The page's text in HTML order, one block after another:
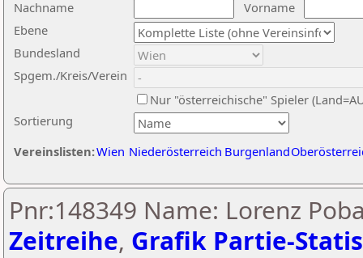
Nachname
Vorname
Ebene
Sortierung
Bundesland
Spgem./Kreis/Verein
Nur "österreichische" Spieler
Vereinslisten:Wien Niederösterreich Burgenland
Pnr:148349 Name: Lorenz
Zeitreihe, Grafik Partie-